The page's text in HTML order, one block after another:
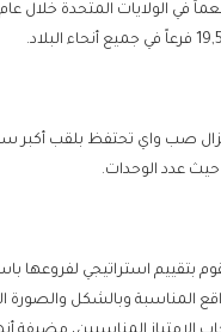
تزال صب واي تحتفظ بلقب
حيث عدد الوحدات.
بتقييم استراتيجي لفروعها
المناسبة وبالشكل والصورة